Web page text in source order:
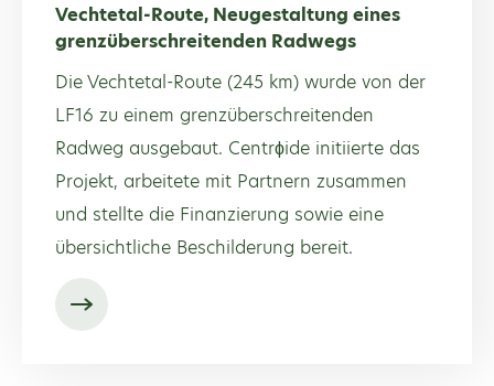
Vechtetal-Route, Neugestaltung eines
grenzüberschreitenden Radwegs
Die Vechtetal-Route (245 km) wurde von der
LF16 zu einem grenzüberschreitenden
Radweg ausgebaut. Centrϕide initiierte das
Projekt, arbeitete mit Partnern zusammen
und stellte die Finanzierung sowie eine
übersichtliche Beschilderung bereit.